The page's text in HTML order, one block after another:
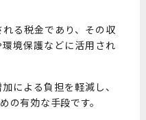
る税金であり、その収
境保護などに活用され
による負担を軽減し、
の有効な手段です。